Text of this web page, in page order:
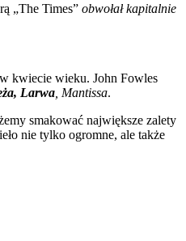
„The Times” obwołał kapitalnie
kwiecie wieku. John Fowles
Larwa , Mantissa.
smakować największe zalety
nie tylko ogromne, ale także